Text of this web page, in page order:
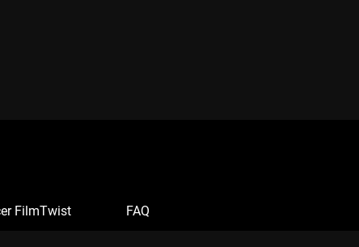
FilmTwist FAQ